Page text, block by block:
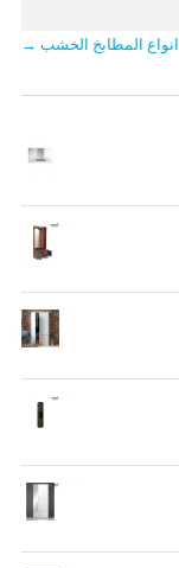
انواع المطابخ الخشب →